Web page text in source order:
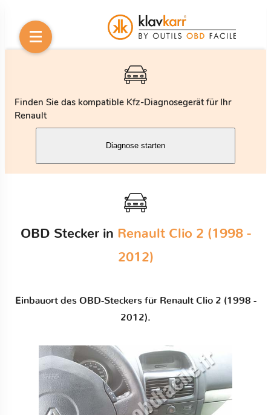
Finden Sie das kompatible Kfz-Diagnosegerät für Ihr
Renault
Diagnose starten
OBD Stecker in Renault Clio 2 (1998 -
2012)
Einbauort des OBD-Steckers für Renault Clio 2 (1998 -
2012).